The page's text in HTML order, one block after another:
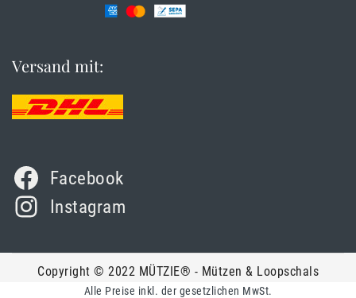
Versand mit:
Facebook
Instagram
Copyright © 2022 MÜTZIE® - Mützen & Loopschals
Alle Preise inkl. der gesetzlichen MwSt.